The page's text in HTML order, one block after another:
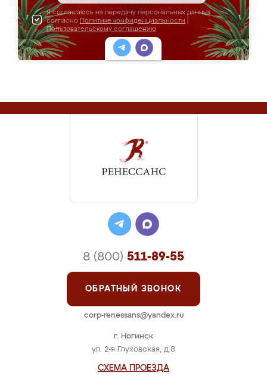
Я соглашаюсь на передачу персональных данных
согласно Политике конфиденциальности
Пользовательскому соглашению
г. Ногинск
ул. 2-я Глуховская, д.8
СХЕМА ПРОЕЗДА
8 (800) 511-89-55
ОБРАТНЫЙ ЗВОНОК
corp-renessans@yandex.ru